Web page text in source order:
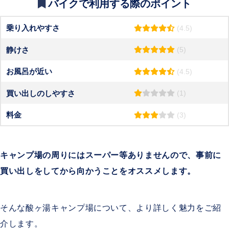
バイクで利用する際のポイント
乗り入れやすさ (4.5)
静けさ (5)
お風呂が近い (4.5)
買い出しのしやすさ (1)
料金 (3)
キャンプ場の周りにはスーパー等ありませんので、事前に
買い出しをしてから向かうことをオススメします。
そんな酸ヶ湯キャンプ場について、より詳しく魅力をご紹
介します。